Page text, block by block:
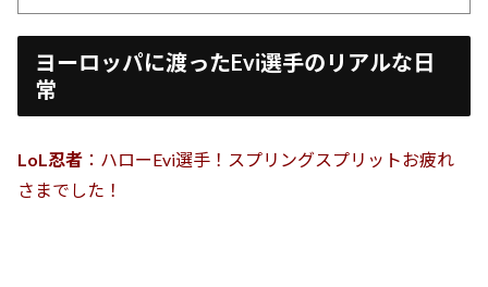
ヨーロッパに渡ったEvi選手のリアルな日
常
LoL忍者 ：ハローEvi選手！スプリングスプリットお疲れ
さまでした！